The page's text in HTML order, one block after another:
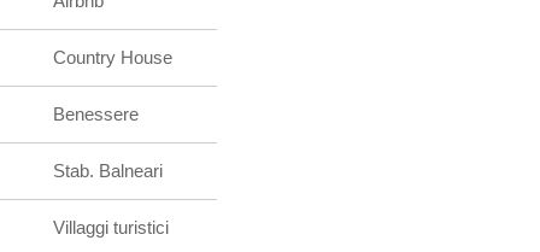
Country House
Benessere
Stab. Balneari
Villaggi turistici